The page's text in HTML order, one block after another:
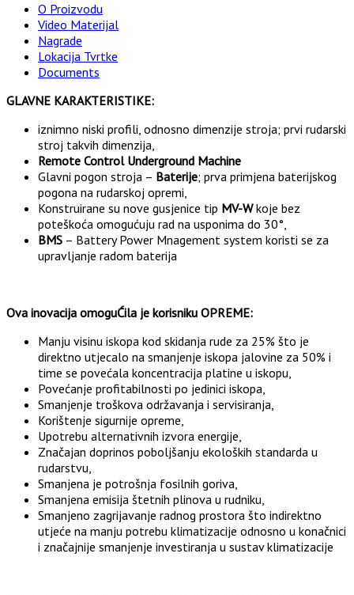
O Proizvodu
Video Materijal
Nagrade
Lokacija Tvrtke
Documents
GLAVNE KARAKTERISTIKE:
iznimno niski profili, odnosno dimenzije stroja; prvi rudarski
stroj takvih dimenzija,
Remote Control Underground Machine
Glavni pogon stroja – Baterije; prva primjena baterijskog
pogona na rudarskoj opremi,
Konstruirane su nove gusjenice tip MV-Wkoje bez
poteškoća omogućuju rad na usponima do 30°,
BMS – Battery Power Mnagement system koristi se za
upravljanje radom baterija
Ova inovacija omoguĆila je korisniku OPREME:
Manju visinu iskopa kod skidanja rude za 25% što je
direktno utjecalo na smanjenje iskopa jalovine za 50% i
time se povećala koncentracija platine u iskopu,
Povećanje profitabilnosti po jedinici iskopa,
Smanjenje troškova održavanja i servisiranja,
Korištenje sigurnije opreme,
Upotrebu alternativnih izvora energije,
Značajan doprinos poboljšanju ekoloških standarda u
rudarstvu,
Smanjena je potrošnja fosilnih goriva,
Smanjena emisija štetnih plinova u rudniku,
Smanjeno zagrijavanje radnog prostora što indirektno
utjeće na manju potrebu klimatizacije odnosno u konačnici
i značajnije smanjenje investiranja u sustav klimatizacije